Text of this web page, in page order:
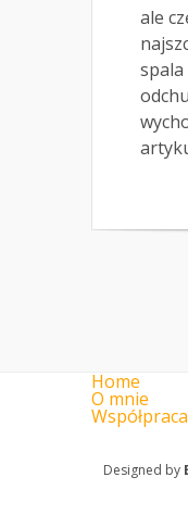
ale
spala
Home
O mnie
Designed by